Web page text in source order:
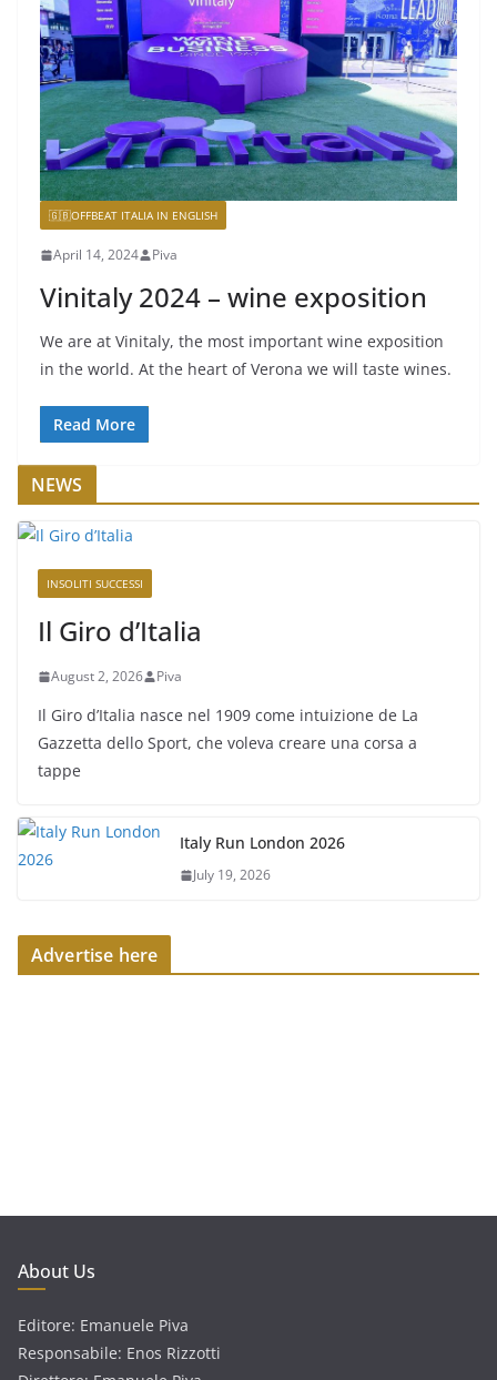
🇬🇧OFFBEAT ITALIA IN ENGLISH
April 14, 2024 Piva
Vinitaly 2024 – wine exposition
We are at Vinitaly, the most important wine exposition
in the world. At the heart of Verona we will taste wines.
Read More
NEWS
INSOLITI SUCCESSI
Il Giro d’Italia
August 2, 2026 Piva
Il Giro d’Italia nasce nel 1909 come intuizione de La
Gazzetta dello Sport, che voleva creare una corsa a
tappe
Italy Run London 2026
July 19, 2026
Advertise here
About Us
Editore: Emanuele Piva
Responsabile: Enos Rizzotti